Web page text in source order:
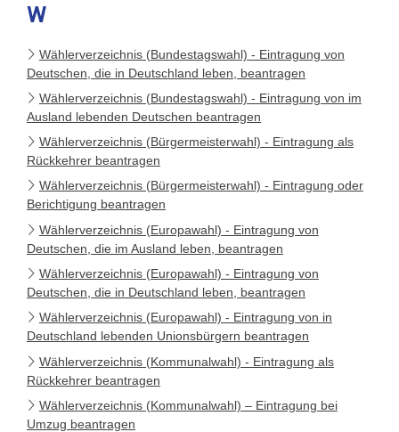
W
Wählerverzeichnis (Bundestagswahl) - Eintragung von
Deutschen, die in Deutschland leben, beantragen
Wählerverzeichnis (Bundestagswahl) - Eintragung von im
Ausland lebenden Deutschen beantragen
Wählerverzeichnis (Bürgermeisterwahl) - Eintragung als
Rückkehrer beantragen
Wählerverzeichnis (Bürgermeisterwahl) - Eintragung oder
Berichtigung beantragen
Wählerverzeichnis (Europawahl) - Eintragung von
Deutschen, die im Ausland leben, beantragen
Wählerverzeichnis (Europawahl) - Eintragung von
Deutschen, die in Deutschland leben, beantragen
Wählerverzeichnis (Europawahl) - Eintragung von in
Deutschland lebenden Unionsbürgern beantragen
Wählerverzeichnis (Kommunalwahl) - Eintragung als
Rückkehrer beantragen
Wählerverzeichnis (Kommunalwahl) – Eintragung bei
Umzug beantragen